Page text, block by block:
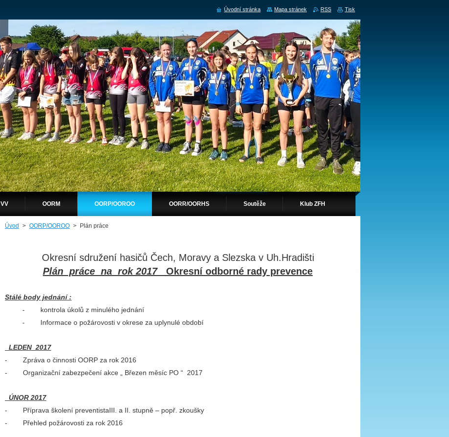
VV OORM OORP/OOROO OORR/OORHS Soutěže Klub ZFH
Úvod > OORP/OOROO > Plán práce
Okresní sdružení hasičů Čech, Moravy a Slezska v Uh.Hradišti
Plán práce na rok 2017 Okresní odborné rady prevence
Stálé body jednání :
- kontrola úkolů z minulého jednání
- Informace o požárovosti v okrese za uplynulé období
LEDEN 2017
- Zpráva o činnosti OORP za rok 2016
- Organizační zabezpečení akce „ Březen měsíc PO “ 2017
ÚNOR 2017
- Příprava školení preventistaIII. a II. stupně – popř. zkoušky
- Přehled požárovosti za rok 2016
Úvodní stránka Mapa stránek RSS Tisk